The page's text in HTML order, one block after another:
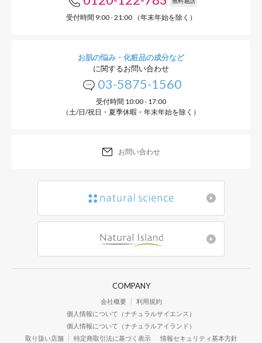
肌のエネルギーをチ
受付時間 9:00 - 21:00 （年末年始を除く）
お肌の悩み・化粧品の成分など
に関するお問い合わせ
03-5875-1560
受付時間 10:00 - 17:00
（土/日/祝日・夏季休暇・年末年始を除く）
お問い合わせ
COMPANY
会社概要
利用規約
個人情報について（ナチュラルサイエンス）
個人情報について（ナチュラルアイランド）
取り扱い店舗
特定商取引法に基づく表示 情報セキュリティ基本方針